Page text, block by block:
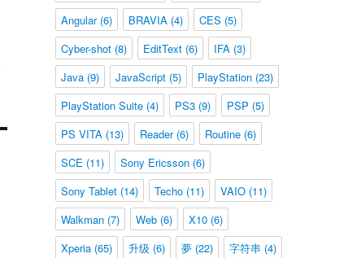
Angular(6) BRAVIA(4) CES (5)
Cyber-shot(8) EditText(6) IFA(3)
Java(9) JavaScript(5) PlayStation(23)
PlayStation Suite(4) PS3(9) PSP (5)
PS VITA(13) Reader(6) Routine(6)
SCE (11) Sony Ericsson(6)
Sony Tablet(14) Techo(11) VAIO(11)
Walkman(7) Web(6) X10(6)
Xperia(65) 升级 (6) 夢(22) 字符串 (4)